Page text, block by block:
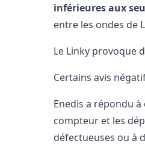
inférieures aux
entre les ondes de
Le Linky provoque
Certains avis
Enedis a répondu
compteur et les
défectueuses ou à